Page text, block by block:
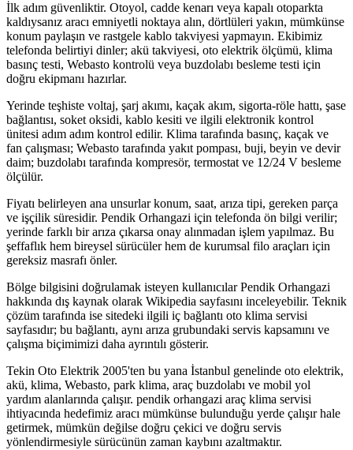
İlk adım güvenliktir. Otoyol, cadde kenarı veya kapalı otoparkta
kaldıysanız aracı emniyetli noktaya alın, dörtlüleri yakın, mümkünse
konum paylaşın ve rastgele kablo takviyesi yapmayın. Ekibimiz
telefonda belirtiyi dinler; akü takviyesi, oto elektrik ölçümü, klima
basınç testi, Webasto kontrolü veya buzdolabı besleme testi için
doğru ekipmanı hazırlar.
Yerinde teşhiste voltaj, şarj akımı, kaçak akım, sigorta-röle hattı, şase
bağlantısı, soket oksidi, kablo kesiti ve ilgili elektronik kontrol
ünitesi adım adım kontrol edilir. Klima tarafında basınç, kaçak ve
fan çalışması; Webasto tarafında yakıt pompası, buji, beyin ve devir
daim; buzdolabı tarafında kompresör, termostat ve 12/24 V besleme
ölçülür.
Fiyatı belirleyen ana unsurlar konum, saat, arıza tipi, gereken parça
ve işçilik süresidir. Pendik Orhangazi için telefonda ön bilgi verilir;
yerinde farklı bir arıza çıkarsa onay alınmadan işlem yapılmaz. Bu
şeffaflık hem bireysel sürücüler hem de kurumsal filo araçları için
gereksiz masrafı önler.
Bölge bilgisini doğrulamak isteyen kullanıcılar Pendik Orhangazi
hakkında dış kaynak olarak Wikipedia sayfasını inceleyebilir. Teknik
çözüm tarafında ise sitedeki ilgili iç bağlantı oto klima servisi
sayfasıdır; bu bağlantı, aynı arıza grubundaki servis kapsamını ve
çalışma biçimimizi daha ayrıntılı gösterir.
Tekin Oto Elektrik 2005'ten bu yana İstanbul genelinde oto elektrik,
akü, klima, Webasto, park klima, araç buzdolabı ve mobil yol
yardım alanlarında çalışır. pendik orhangazi araç klima servisi
ihtiyacında hedefimiz aracı mümkünse bulunduğu yerde çalışır hale
getirmek, mümkün değilse doğru çekici ve doğru servis
yönlendirmesiyle sürücünün zaman kaybını azaltmaktır.